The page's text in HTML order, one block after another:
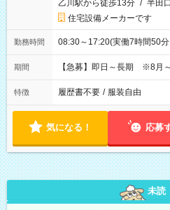
乙川駅から徒歩13分 / 半田
住宅設備メーカーです
勤務時間 08:30～17:20(実働7時間50
期間 【急募】即日～長期 ※8月～
特徴 履歴書不要 / 服装自由
気になる！ 応募
未読